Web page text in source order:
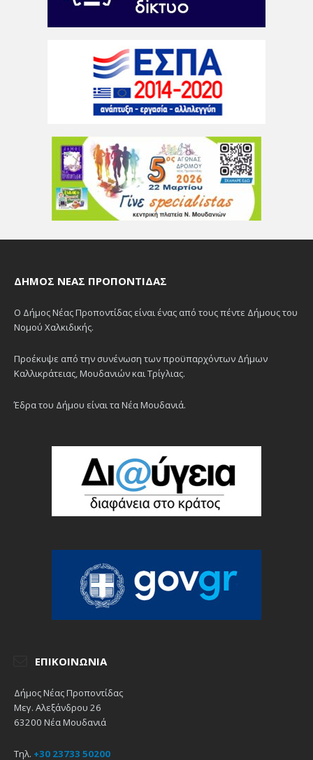
ΔΉΜΟΣ ΝΈΑΣ ΠΡΟΠΟΝΤΊΔΑΣ
Ο Δήμος Νέας Προποντίδας είναι ένας από τους πέντε Δήμους του
Νομού Χαλκιδικής.
Προέκυψε από την συνένωση των προϋπαρχόντων Δήμων
Καλλικράτειας, Μουδανιών και Τρίγλιας.
Έδρα του Δήμου είναι τα Νέα Μουδανιά.
ΕΠΙΚΟΙΝΩΝΊΑ
Δήμος Νέας Προποντίδας
Μεγ. Αλεξάνδρου 26
63200 Νέα Μουδανιά
Τηλ. +30 23733 50200